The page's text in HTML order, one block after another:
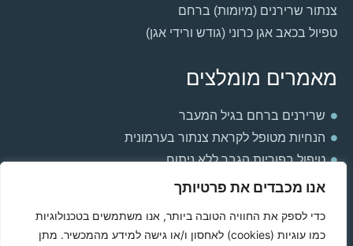
אנו מכבדים את פרטיותך
כדי לספק את החוויה הטובה ביותר, אנו משתמשים בטכנולוגיות
כמו עוגיות (cookies) לאחסון ו/או גישה למידע מהמכשיר. מתן
צנתור שרירנים (מיומות) ברחם
טפיול בכאב אגן כרוני (גודש ורידי אגן)
מאמרים מומלצים
שרירנים ברחם בגיל המעבר
הנחיות מטופל לקראת צנתור בערמונית
טיפול בפוריות הגבר ללא ניתוח
למה אני חש חולשה וכבדות ברגליים?
תסחיף ריאתי בהריון